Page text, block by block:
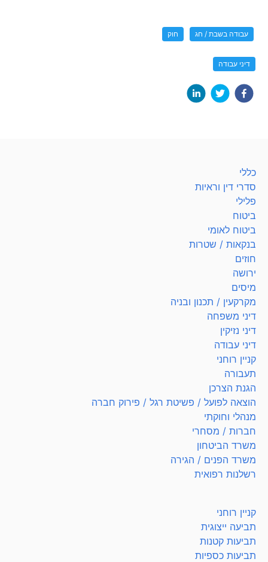
עבודה בשבת / חג חוק
דיני עבודה
כללי
סדרי דין וראיות
פלילי
ביטוח
ביטוח לאומי
בנקאות / שטרות
חוזים
ירושה
מיסים
מקרקעין / תכנון ובניה
דיני משפחה
דיני נזיקין
דיני עבודה
קניין רוחני
תעבורה
הגנת הצרכן
הוצאה לפועל / פשיטת רגל / פירוק חברה
מנהלי וחוקתי
חברות / מסחרי
משרד הביטחון
משרד הפנים / הגירה
רשלנות רפואית
קניין רוחני
תביעה ייצוגית
תביעות קטנות
תביעות כספיות